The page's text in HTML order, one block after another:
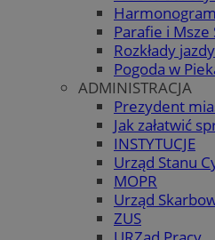
Parafie i
Rozkłady
Pogoda w
ADMINISTRACJA
Prezydent
Jak załatwić
INSTYTUCJE
Urząd Stanu
MOPR
Urząd
ZUS